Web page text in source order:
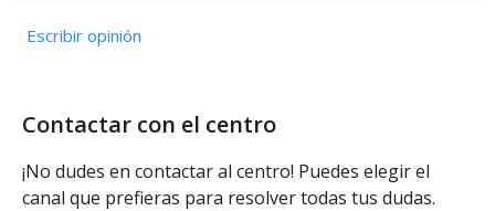
Escribir opinión
Contactar con el centro
¡No dudes en contactar al centro! Puedes elegir el
canal que prefieras para resolver todas tus dudas.